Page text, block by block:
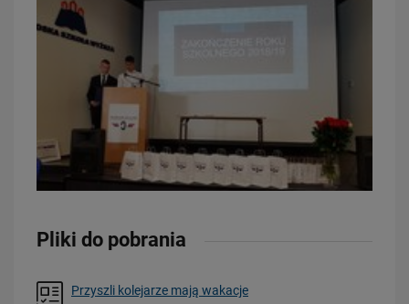
Pliki do pobrania
Przyszli kolejarze mają wakacje
23.07.2026
Wróci ruch pasażerski między Skierniewicami a Czachówkiem - jest
PRZECZYTAJ